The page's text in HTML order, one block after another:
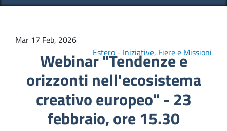
Mar 17 Feb, 2026
Webinar "Tendenze e
orizzonti nell'ecosistema
creativo europeo" - 23
febbraio, ore 15.30
Estero - Iniziative, Fiere e Missioni